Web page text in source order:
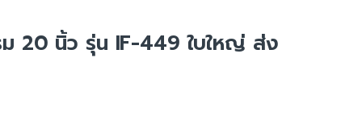
20 นิ้ว รุ่น IF-449 ใบใหญ่ ส่ง